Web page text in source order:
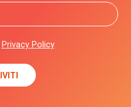
Privacy Policy